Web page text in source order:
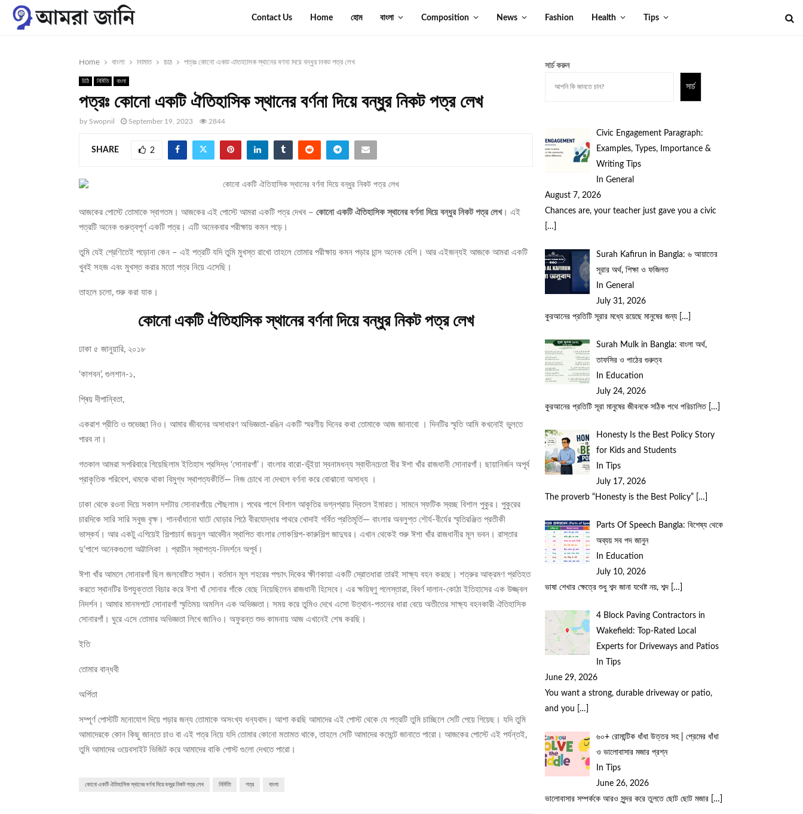
Contact Us Home হোম বাংলা Composition News Fashion Health Tips
Home বাংলা নির্মিতি চিঠি পত্রঃ কোনো একটি ঐতিহাসিক স্থানের বর্ণনা দিয়ে বন্ধুর নিকট পত্র লেখ
চিঠি নির্মিতি বাংলা
পত্রঃ কোনো একটি ঐতিহাসিক স্থানের বর্ণনা দিয়ে বন্ধুর নিকট পত্র লেখ
by Swopnil September 19, 2023 2844
SHARE 2
আজকের পোস্টে তোমাকে স্বাগতম। আজকের এই পোস্টে আমরা একটি পত্র দেখব – কোনো একটি ঐতিহাসিক স্থানের বর্ণনা দিয়ে বন্ধুর নিকট পত্র লেখ। এই
পত্রটি অনেক গুরুত্বপূর্ণ একটি পত্র। এটি অনেকবার পরীক্ষায় কমন পড়ে।
তুমি যেই শ্রেণিতেই পড়োনা কেন – এই পত্রটি যদি তুমি মুখস্ত রাখো তাহলে তোমার পরীক্ষায় কমন পড়ার চান্স অনেক বেশি। আর এইজন্যই আজকে আমরা একটি
খুবই সহজ এবং মুখস্ত করার মতো পত্র নিয়ে এসেছি।
তাহলে চলো, শুরু করা যাক।
কোনো একটি ঐতিহাসিক স্থানের বর্ণনা দিয়ে বন্ধুর নিকট পত্র লেখ
ঢাকা ৫ জানুয়ারি, ২০১৮
‘কাশবন’, গুলশান-১,
প্ৰিয় দীপান্বিতা,
একরাশ প্রীতি ও শুভেচ্ছা নিও। আমার জীবনের অসাধারণ অভিজ্ঞতা-রঙিন একটি স্মরণীয় দিনের কথা তোমাকে আজ জানাবো । দিনটির স্মৃতি আমি কখনোই ভুলতে
পারব না।
গতকাল আমরা সপরিবারে গিয়েছিলাম ইতিহাস প্রসিদ্ধ ‘সোনারগাঁ’। বাংলার বারো-ভূঁইয়া স্বনামধন্য স্বাধীনচেতা বীর ঈশা খাঁর রাজধানী সোনারগাঁ। ছায়ানির্জন অপূর্ব
প্রাকৃতিক পরিবেশ, থমকে থাকা বিমুগ্ধ স্থাপত্যকীর্তি— নিজ চোখে না দেখলে বর্ণনা করে বোঝানো অসাধ্য ।
ঢাকা থেকে রওনা দিয়ে সকাল দশটায় সোনারগাঁয়ে পৌছলাম। পথের পাশে বিশাল আকৃতির ভগ্নপ্রায় দ্বিতল ইমারত। সামনে স্ফটিক স্বচ্ছ বিশাল পুকুর। পুকুরের
চারদিকে সারি সারি সবুজ বৃক্ষ। শানবাঁধানো ঘাটে ঘোড়ার পিঠে বীরযোদ্ধার পাথরে খোদাই গর্বিত প্রতিমূর্তি— বাংলার অবলুপ্ত শৌর্য-বীর্যের স্মৃতিরঞ্জিত প্রতীকী
ভাস্কর্য। আর একটু এগিয়েই শিল্পাচার্য জয়নুল আবেদীন স্থাপিত বাংলার লোকশিল্প-কারুশিল্প জাদুঘর। এখান থেকেই শুরু ঈশা খাঁর রাজধানীর মূল ভবন। রাস্তার
দু’পাশে অনেকগুলো অট্টালিকা । প্রাচীন স্থাপত্য-নিদর্শনে অপূর্ব।
ঈশা খাঁর আমলে সোনারগাঁ ছিল জলবেষ্টিত স্থান। বর্তমান মূল শহরের পশ্চাৎ দিকের ক্ষীণকায়া একটি স্রোতধারা তারই সাক্ষ্য বহন করছে। শত্রুর আক্রমণ প্রতিহত
করতে স্থানটির উপযুক্ততা বিচার করে ঈশা খাঁ সোনার গাঁকে বেছে নিয়েছিলেন রাজধানী হিসেবে। এর ক্ষয়িষ্ণু পলেস্তারা, বিবর্ণ দালান-কোঠা ইতিহাসের এক উজ্জ্বল
নিদর্শন। আমার মানসপটে সোনারগাঁ স্মৃতিময় অমলিন এক অভিজ্ঞতা। সময় করে তুমিও দেখে এসো উত্থান-পতনের ধারা বেয়ে অতীতের সাক্ষ্য বহনকারী ঐতিহাসিক
সোনারগাঁ। ঘুরে এসে তোমার অভিজ্ঞতা লিখে জানিও। অফুরন্ত শুভ কামনায় আজ এখানেই শেষ করছি।
ইতি
তোমার বান্ধবী
অর্পিতা
সম্পূর্ণ পোস্টটি মনোযোগ দিয়ে পড়ার জন্য তোমাকে অসংখ্য ধন্যবাদ। আশা করছি আমাদের এই পোস্ট থেকে যে পত্রটি তুমি চাচ্ছিলে সেটি পেয়ে গিয়েছ। যদি তুমি
আমাদেরকে কোন কিছু জানতে চাও বা এই পত্র নিয়ে যদি তোমার কোনো মতামত থাকে, তাহলে সেটি আমাদের কমেন্টে জানাতে পারো। আজকের পোস্টে এই পর্যন্তই,
তুমি আমাদের ওয়েবসাইট ভিজিট করে আমাদের বাকি পোস্ট গুলো দেখতে পারো।
কোনো একটি ঐতিহাসিক স্থানের বর্ণনা দিয়ে বন্ধুর নিকট পত্র লেখ নির্মিতি পত্র বাংলা
সার্চ করুন
সার্চ
Civic Engagement Paragraph:
Examples, Types, Importance &
Writing Tips
In General
August 7, 2026
Chances are, your teacher just gave you a civic
[…]
Surah Kafirun in Bangla: ৬ আয়াতের
সূরার অর্থ, শিক্ষা ও ফজিলত
In General
July 31, 2026
কুরআনের প্রতিটি সূরার মধ্যে রয়েছে মানুষের জন্য
[…]
Surah Mulk in Bangla: বাংলা অর্থ,
তাফসির ও পাঠের গুরুত্ব
In Education
July 24, 2026
কুরআনের প্রতিটি সূরা মানুষের জীবনকে সঠিক পথে পরিচালিত […]
Honesty Is the Best Policy Story
for Kids and Students
In Tips
July 17, 2026
The proverb “Honesty is the Best Policy”
[…]
Parts Of Speech Bangla: বিশেষ্য থেকে
অব্যয় সব পদ জানুন
In Education
July 10, 2026
ভাষা শেখার ক্ষেত্রে শুধু শব্দ জানা যথেষ্ট নয়, শব্দ
[…]
4 Block Paving Contractors in
Wakefield: Top-Rated Local
Experts for Driveways and Patios
In Tips
June 29, 2026
You want a strong, durable driveway or patio,
and you
[…]
৬০+ রোমান্টিক ধাঁধা উত্তর সহ | প্রেমের ধাঁধা
ও ভালোবাসার মজার প্রশ্ন
In Tips
June 26, 2026
ভালোবাসার সম্পর্ককে আরও সুন্দর করে তুলতে ছোট ছোট মজার
[…]